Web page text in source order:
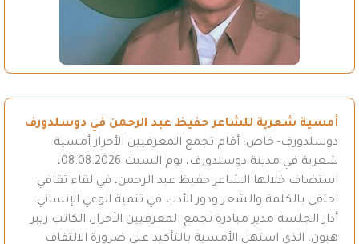
أمسية شعرية للشاعر حفيظ عبد الرحمن في دوسلدورف
دوسلدورف- خاص: أقام تجمع المعرفيين الأحرار أمسية
شعرية في مدينة دوسلدورف، يوم السبت 08.08.2026،
استضاف خلالها الشاعر حفيظ عبد الرحمن، في لقاء ثقافي
احتفى بالكلمة والشعر ودور الأدب في تنمية الوعي الإنساني.
أدار الجلسة مدير مبادرة تجمع المعرفيين الأحرار، الكاتب ريبر
هبون، الذي استهل الأمسية بالتأكيد على ضرورة الالتفاف